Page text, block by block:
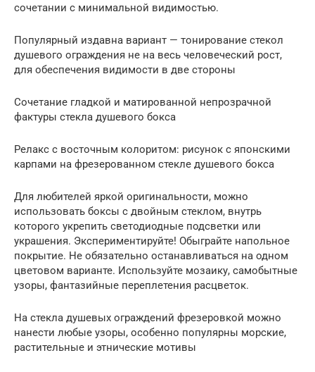
сочетании с минимальной видимостью.
Популярный издавна вариант — тонирование стекол
душевого ограждения не на весь человеческий рост,
для обеспечения видимости в две стороны
Сочетание гладкой и матированной непрозрачной
фактуры стекла душевого бокса
Релакс с восточным колоритом: рисунок с японскими
карпами на фрезерованном стекле душевого бокса
Для любителей яркой оригинальности, можно
использовать боксы с двойным стеклом, внутрь
которого укрепить светодиодные подсветки или
украшения. Экспериментируйте! Обыграйте напольное
покрытие. Не обязательно останавливаться на одном
цветовом варианте. Используйте мозаику, самобытные
узоры, фантазийные переплетения расцветок.
На стекла душевых ограждений фрезеровкой можно
нанести любые узоры, особенно популярны морские,
растительные и этнические мотивы